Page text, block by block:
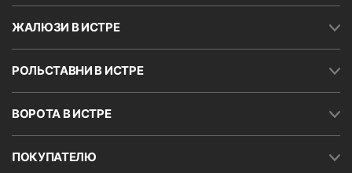
ЖАЛЮЗИ В ИСТРЕ
РОЛЬСТАВНИ В ИСТРЕ
ВОРОТА В ИСТРЕ
ПОКУПАТЕЛЮ